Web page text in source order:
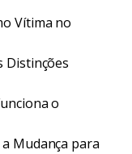
Vítima no
Distinções
o
Mudança para